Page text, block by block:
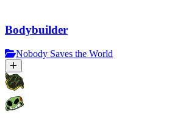
Bodybuilder
Nobody Saves the World